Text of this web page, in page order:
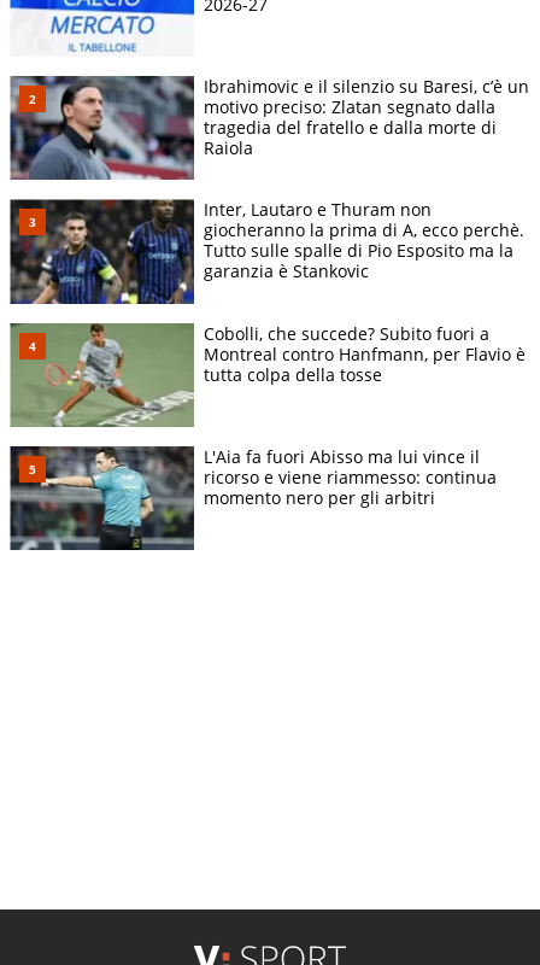
2026-27
Ibrahimovic e il silenzio su Baresi, c’è un
motivo preciso: Zlatan segnato dalla
tragedia del fratello e dalla morte di
Raiola
Inter, Lautaro e Thuram non
giocheranno la prima di A, ecco perchè.
Tutto sulle spalle di Pio Esposito ma la
garanzia è Stankovic
Cobolli, che succede? Subito fuori a
Montreal contro Hanfmann, per Flavio è
tutta colpa della tosse
L'Aia fa fuori Abisso ma lui vince il
ricorso e viene riammesso: continua
momento nero per gli arbitri